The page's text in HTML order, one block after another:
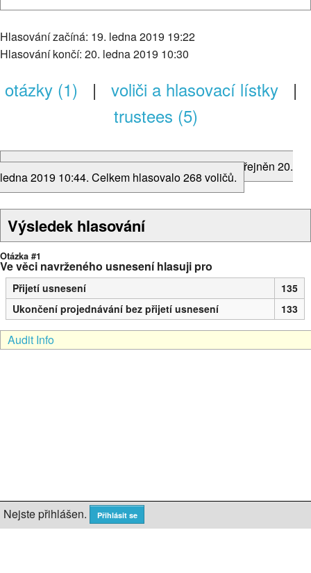
Hlasování začíná: 19. ledna 2019 19:22
Hlasování končí: 20. ledna 2019 10:30
otázky (1) | voliči a hlasovací lístky|
trustees (5)
Toto hlasování bylo ukončeno. Výsledek byl zveřejněn 20.
ledna 2019 10:44. Celkem hlasovalo 268 voličů.
Výsledek hlasování
Otázka #1
Ve věci navrženého usnesení hlasuji pro
Přijetí usnesení
135
Ukončení projednávání bez přijetí usnesení
133
Audit Info
Nejste přihlášen. Přihlásit se